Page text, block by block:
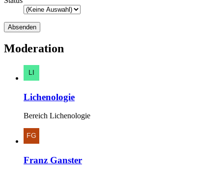
Moderation
Lichenologie
Bereich Lichenologie
Franz Ganster